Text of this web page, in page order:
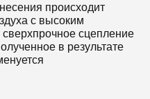
происходит
с высоким
сверхпрочное сцепление
в результате